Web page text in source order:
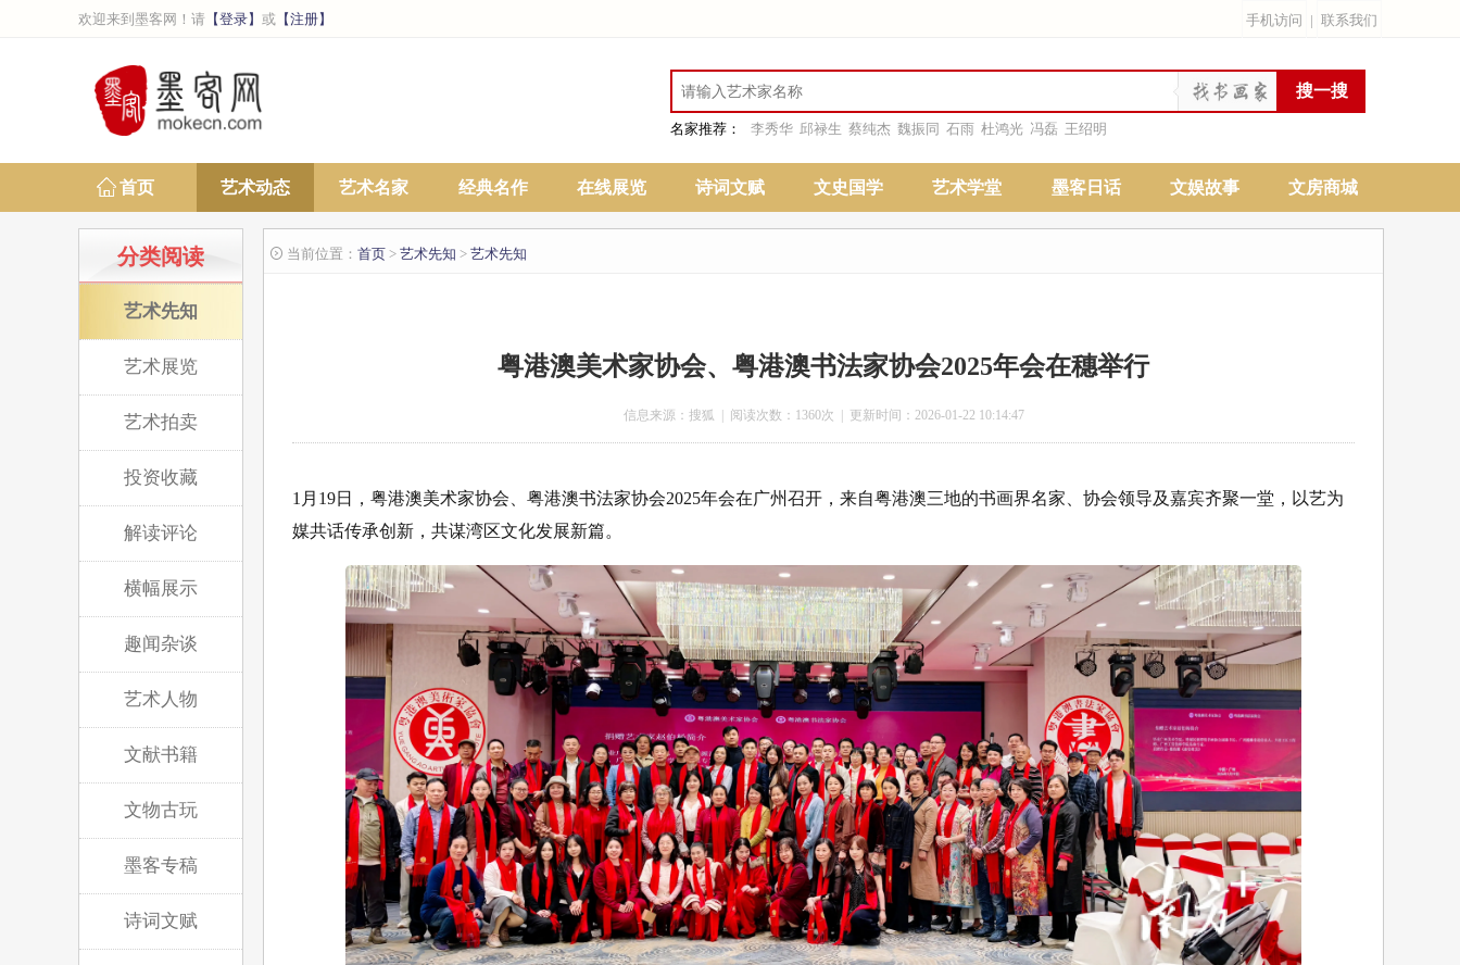
欢迎来到墨客网！请 【登录】 或 【注册】 手机访问 | 联系我们
名家推荐： 李秀华 邱禄生 蔡纯杰 魏振同 石雨 杜鸿光 冯磊 王绍明
首页 艺术动态 艺术名家 经典名作 在线展览 诗词文赋 文史国学 艺术学堂 墨客日话 文娱故事 文房商城
分类阅读
艺术先知
艺术展览
艺术拍卖
投资收藏
解读评论
横幅展示
趣闻杂谈
艺术人物
文献书籍
文物古玩
墨客专稿
诗词文赋
 当前位置： 首页 > 艺术先知 > 艺术先知
粤港澳美术家协会、粤港澳书法家协会2025年会在穗举行
信息来源：搜狐 | 阅读次数：1360次 | 更新时间：2026-01-22 10:14:47
1月19日，粤港澳美术家协会、粤港澳书法家协会2025年会在广州召开，来自粤港澳三地的书画界名家、协会领导及嘉宾齐聚一堂，以艺为
媒共话传承创新，共谋湾区文化发展新篇。